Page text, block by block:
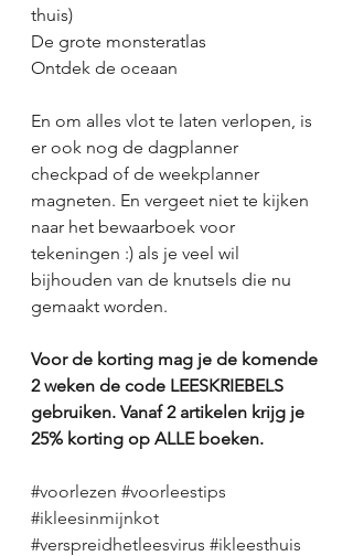
thuis)
De grote monsteratlas
Ontdek de oceaan
En om alles vlot te laten verlopen, is
er ook nog de dagplanner
checkpad of de weekplanner
magneten. En vergeet niet te kijken
naar het bewaarboek voor
tekeningen :) als je veel wil
bijhouden van de knutsels die nu
gemaakt worden.
Voor de korting mag je de komende
2 weken de code LEESKRIEBELS
gebruiken. Vanaf 2 artikelen krijg je
25% korting op ALLE boeken.
#voorlezen #voorleestips
#ikleesinmijnkot
#verspreidhetleesvirus #ikleesthuis